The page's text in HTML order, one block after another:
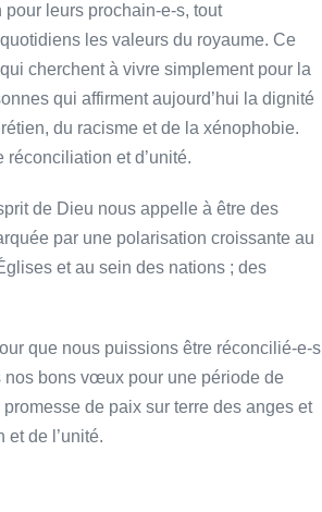
pour leurs prochain-e-s, tout
les valeurs du royaume. Ce
cherchent à vivre simplement pour la
qui affirment aujourd’hui la dignité
du racisme et de la xénophobie.
et d’unité.
de Dieu nous appelle à être des
par une polarisation croissante au
et au sein des nations ; des
que nous puissions être réconcilié-e-s
nos bons vœux pour une période de
de paix sur terre des anges et
de l’unité.